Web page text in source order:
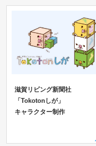
滋賀リビング新聞社
「Tokotonしが」
キャラクター制作